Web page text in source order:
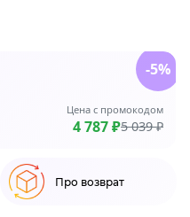
Цена с промокодом
4 787 ₽5 039 ₽
-5%
Про возврат